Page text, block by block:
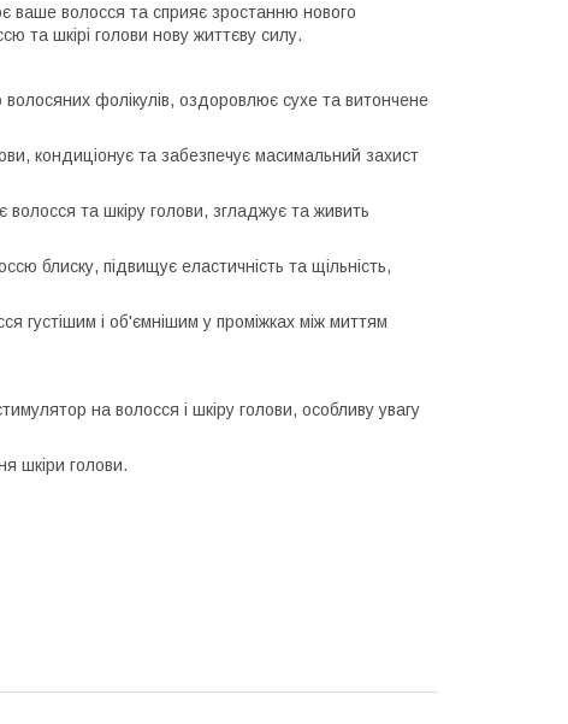
волосся та сприяє зростанню нового
та шкірі голови нову життєву силу.
фолікулів, оздоровлює сухе та витончене
кондиціонує та забезпечує масимальний захист
та шкіру голови, згладжує та живить
блиску, підвищує еластичність та щільність,
густішим і об'ємнішим у проміжках між миттям
на волосся і шкіру голови, особливу увагу
шкіри голови.